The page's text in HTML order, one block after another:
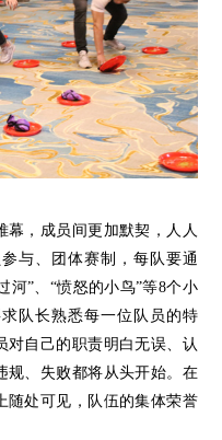
， 成员间更加默契，人人
与、团体赛制，每队要通
河”、“愤怒的小鸟”等8个小
队长熟悉每一位队员的特
对自己的职责明白无误、认
规、失败都将从头开始。在
随处可见，队伍的集体荣誉